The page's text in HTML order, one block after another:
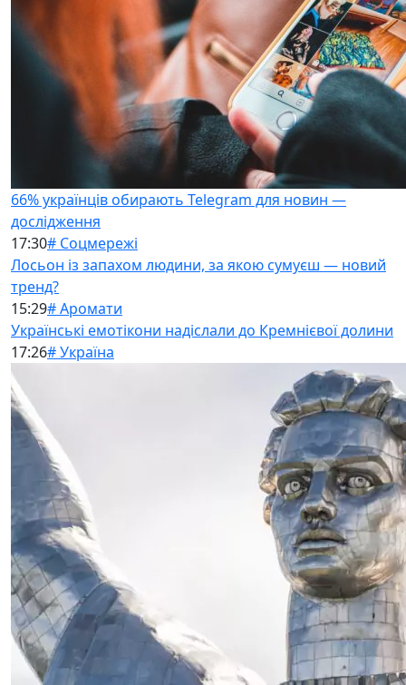
66% українців обирають Telegram для новин —
дослідження
17:30# Соцмережі
Лосьон із запахом людини, за якою сумуєш — новий
тренд?
15:29# Аромати
Українські емотікони надіслали до Кремнієвої долини
17:26# Україна